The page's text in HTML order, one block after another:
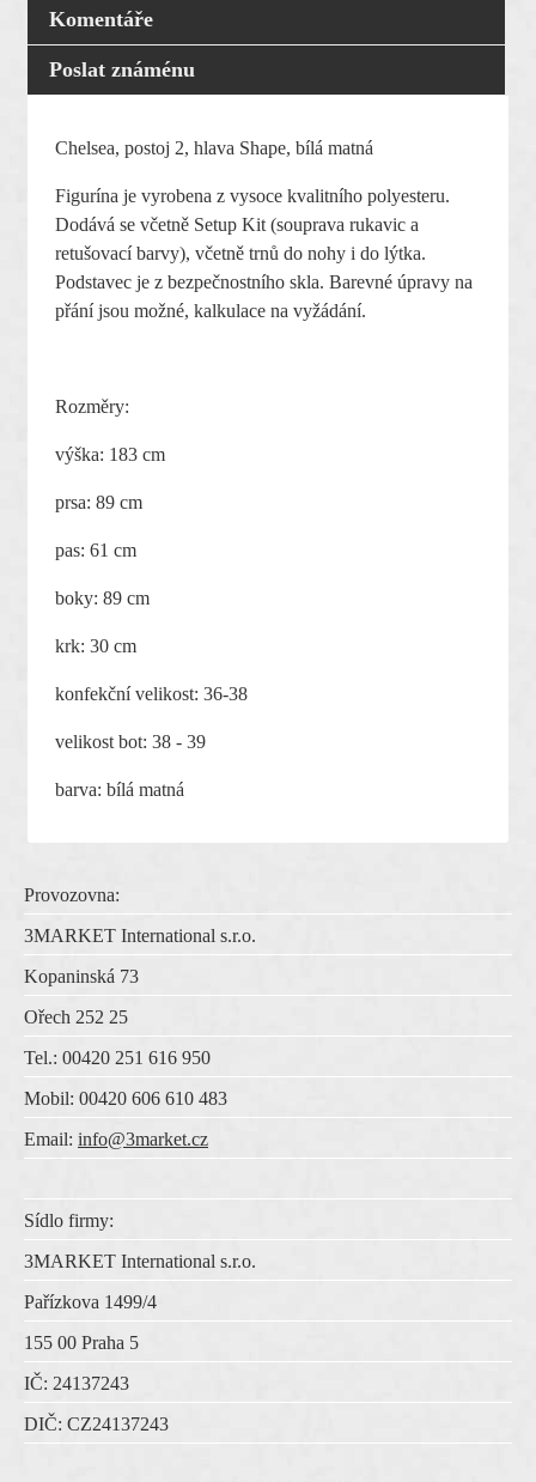
Komentáře
Poslat známénu
Chelsea, postoj 2, hlava Shape, bílá matná
Figurína je vyrobena z vysoce kvalitního polyesteru.
Dodává se včetně Setup Kit (souprava rukavic a
retušovací barvy), včetně trnů do nohy i do lýtka.
Podstavec je z bezpečnostního skla. Barevné úpravy na
přání jsou možné, kalkulace na vyžádání.
Rozměry:
výška: 183 cm
prsa: 89 cm
pas: 61 cm
boky: 89 cm
krk: 30 cm
konfekční velikost: 36-38
velikost bot: 38 - 39
barva: bílá matná
Provozovna:
3MARKET International s.r.o.
Kopaninská 73
Ořech 252 25
Tel.: 00420 251 616 950
Mobil: 00420 606 610 483
Email: info@3market.cz
Sídlo firmy:
3MARKET International s.r.o.
Pařízkova 1499/4
155 00 Praha 5
IČ: 24137243
DIČ: CZ24137243